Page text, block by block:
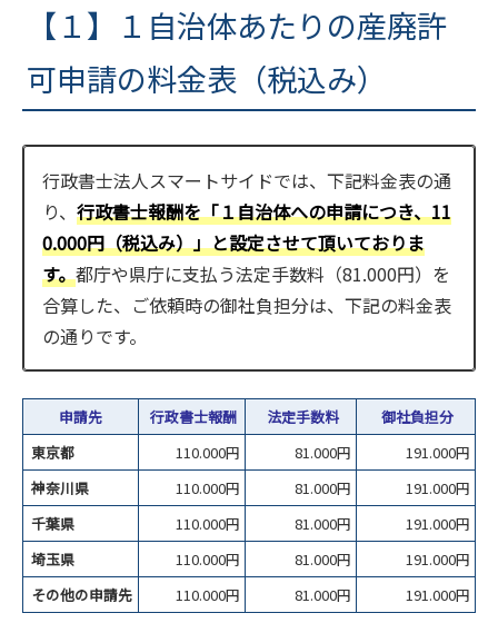
【１】１自治体あたりの産廃許
可申請の料金表（税込み）
行政書士法人スマートサイドでは、下記料金表の通
り、 行政書士報酬を「１自治体への申請につき、11
0.000円（税込み）」と設定させて頂いておりま
す。都庁や県庁に支払う法定手数料（81.000円）を
合算した、ご依頼時の御社負担分は、下記の料金表
の通りです。
申請先 行政書士報酬 法定手数料
御社負担分
東京都
110.000円 81.000円
191.000円
神奈川県
110.000円 81.000円
191.000円
千葉県
110.000円 81.000円
191.000円
埼玉県
110.000円 81.000円
191.000円
その他の申請先
110.000円 81.000円 191.000円